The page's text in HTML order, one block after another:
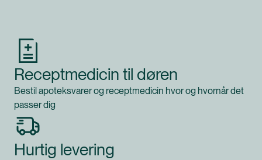
Receptmedicin til døren
Bestil apoteksvarer og receptmedicin hvor og hvornår det
passer dig
Hurtig levering